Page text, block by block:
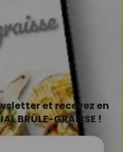
et recevez en
BRÛLE-GRAISSE !